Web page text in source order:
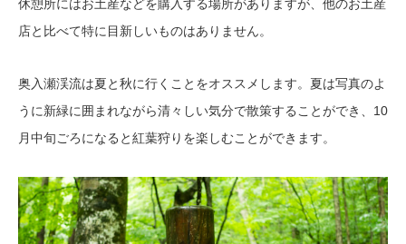
休憩所にはお土産などを購入する場所がありますが、他のお土産
店と比べて特に目新しいものはありません。
奥入瀬渓流は夏と秋に行くことをオススメします。夏は写真のよ
うに新緑に囲まれながら清々しい気分で散策することができ、10
月中旬ごろになると紅葉狩りを楽しむことができます。